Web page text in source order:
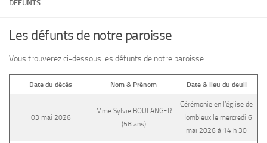
DÉFUNTS
Les défunts de notre paroisse
Vous trouverez ci-dessous les défunts de notre paroisse.
Date du décès Nom & Prénom Date & lieu du deuil
03 mai 2026
Mme Sylvie BOULANGER
(58 ans)
Cérémonie en l’église de
Hombleux le mercredi 6
mai 2026 à 14 h 30